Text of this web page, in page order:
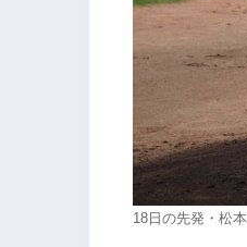
18日の先発・松本